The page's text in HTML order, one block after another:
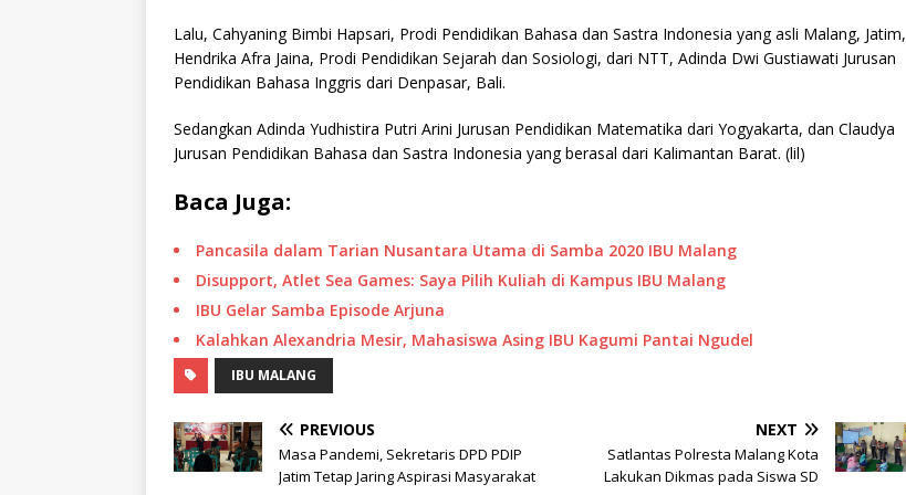
Lalu, Cahyaning Bimbi Hapsari, Prodi Pendidikan Bahasa dan Sastra Indonesia yang asli Malang, Jatim,
Hendrika Afra Jaina, Prodi Pendidikan Sejarah dan Sosiologi, dari NTT, Adinda Dwi Gustiawati Jurusan
Pendidikan Bahasa Inggris dari Denpasar, Bali.
Sedangkan Adinda Yudhistira Putri Arini Jurusan Pendidikan Matematika dari Yogyakarta, dan Claudya
Jurusan Pendidikan Bahasa dan Sastra Indonesia yang berasal dari Kalimantan Barat. (lil)
Baca Juga:
Pancasila dalam Tarian Nusantara Utama di Samba 2020 IBU Malang
Disupport, Atlet Sea Games: Saya Pilih Kuliah di Kampus IBU Malang
IBU Gelar Samba Episode Arjuna
Kalahkan Alexandria Mesir, Mahasiswa Asing IBU Kagumi Pantai Ngudel
IBU MALANG
PREVIOUS
Masa Pandemi, Sekretaris DPD PDIP
Jatim Tetap Jaring Aspirasi Masyarakat
NEXT
Satlantas Polresta Malang Kota
Lakukan Dikmas pada Siswa SD